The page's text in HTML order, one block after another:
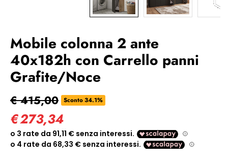
Mobile colonna 2 ante
40x182h con Carrello panni
Grafite/Noce
€ 415,00 Sconto 34.1%
€273,34